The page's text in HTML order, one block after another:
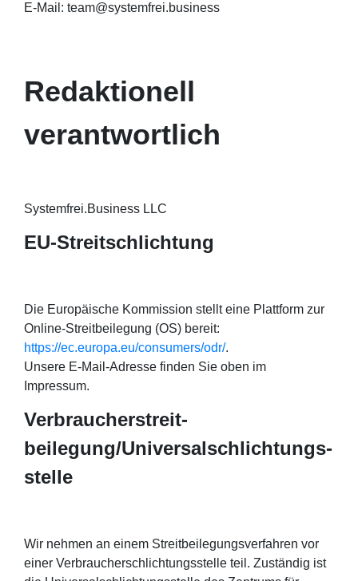
E-Mail: team@systemfrei.business
Redaktionell
verantwortlich
Systemfrei.Business LLC
EU-Streitschlichtung
Die Europäische Kommission stellt eine Plattform zur
Online-Streitbeilegung (OS) bereit:
https://ec.europa.eu/consumers/odr/.
Unsere E-Mail-Adresse finden Sie oben im
Impressum.
Verbraucher­streit­
beilegung/Universal­schlichtungs­
stelle
Wir nehmen an einem Streitbeilegungsverfahren vor
einer Verbraucherschlichtungsstelle teil. Zuständig ist